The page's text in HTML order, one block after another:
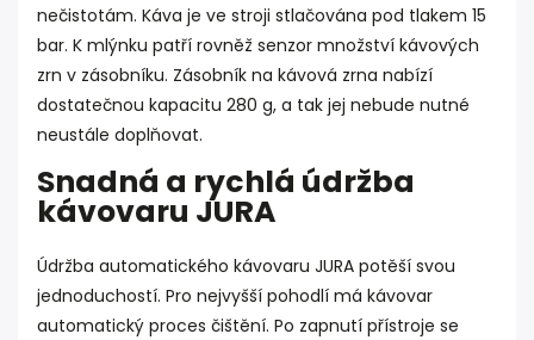
nečistotám. Káva je ve stroji stlačována pod tlakem 15
bar. K mlýnku patří rovněž senzor množství kávových
zrn v zásobníku. Zásobník na kávová zrna nabízí
dostatečnou kapacitu 280 g, a tak jej nebude nutné
neustále doplňovat.
Snadná a rychlá údržba
kávovaru JURA
Údržba automatického kávovaru JURA potěší svou
jednoduchostí. Pro nejvyšší pohodlí má kávovar
automatický proces čištění. Po zapnutí přístroje se